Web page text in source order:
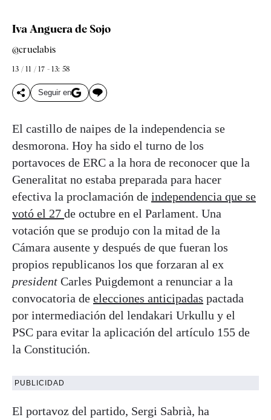
Iva Anguera de Sojo
@cruelabis
13 / 11 / 17 - 13: 58
Seguir en
El castillo de naipes de la independencia se
desmorona. Hoy ha sido el turno de los
portavoces de ERC a la hora de reconocer que la
Generalitat no estaba preparada para hacer
efectiva la proclamación de independencia que se
votó el 27 de octubre en el Parlament. Una
votación que se produjo con la mitad de la
Cámara ausente y después de que fueran los
propios republicanos los que forzaran al ex
president Carles Puigdemont a renunciar a la
convocatoria de elecciones anticipadas pactada
por intermediación del lendakari Urkullu y el
PSC para evitar la aplicación del artículo 155 de
la Constitución.
PUBLICIDAD
El portavoz del partido, Sergi Sabrià, ha